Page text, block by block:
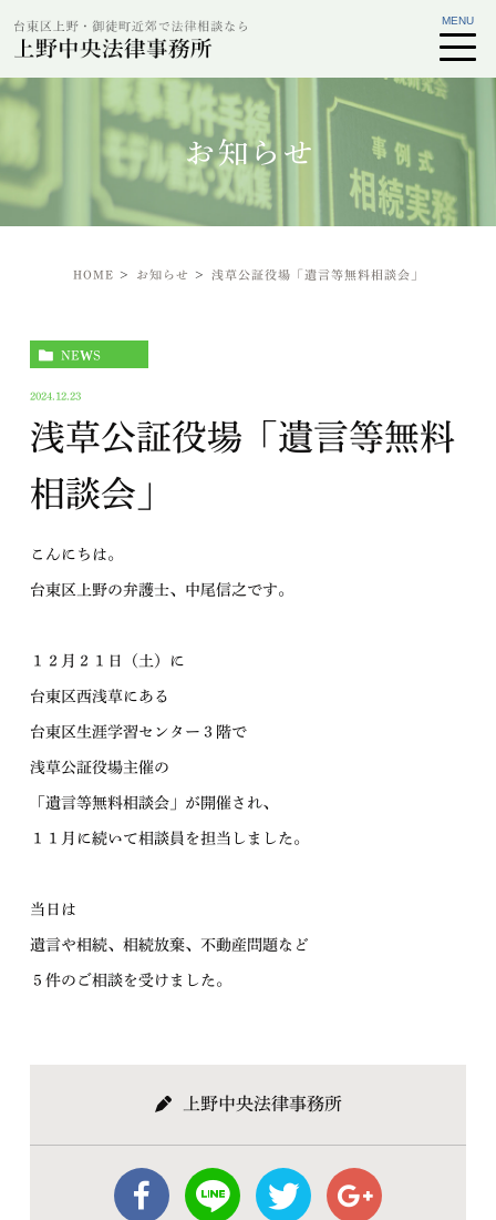
お知らせ
HOME お知らせ 浅草公証役場「遺言等無料相談会」
NEWS
2024.12.23
浅草公証役場「遺言等無料
相談会」
こんにちは。
台東区上野の弁護士、中尾信之です。
１２月２１日（土）に
台東区西浅草にある
台東区生涯学習センター３階で
浅草公証役場主催の
「遺言等無料相談会」が開催され、
１１月に続いて相談員を担当しました。
当日は
遺言や相続、相続放棄、不動産問題など
５件のご相談を受けました。
上野中央法律事務所